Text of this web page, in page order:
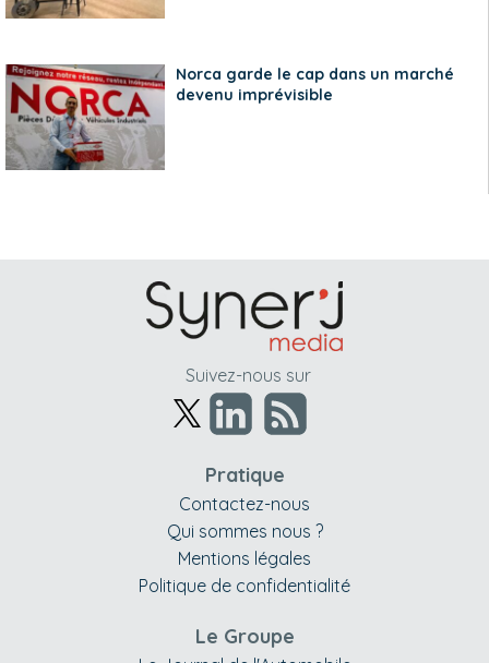
Norca garde le cap dans un marché
devenu imprévisible
Suivez-nous sur
Pratique
Contactez-nous
Qui sommes nous ?
Mentions légales
Politique de confidentialité
Le Groupe